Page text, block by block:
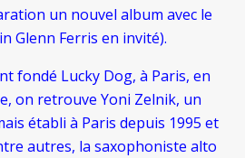
un nouvel album avec le
Glenn Ferris en invité).
fondé Lucky Dog, à Paris, en
on retrouve Yoni Zelnik, un
établi à Paris depuis 1995 et
autres, la saxophoniste alto